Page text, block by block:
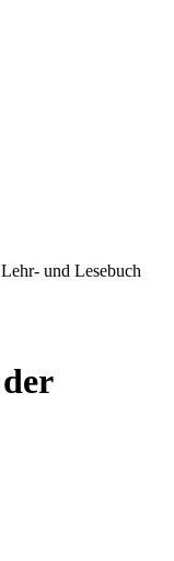
teilweise noch
und Lesebuch